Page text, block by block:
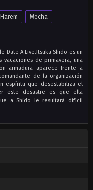
Harem Mecha
Date A Live.Itsuka Shido es un
de primavera, una
armadura aparece frente a
de la organización
espíritu que desestabiliza el
este desastre es que ella
a Shido le resultará difícil